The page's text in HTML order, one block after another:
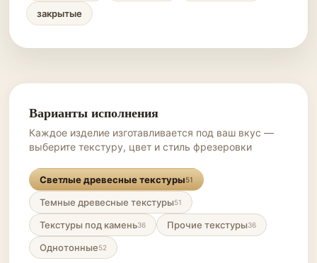
закрытые
Варианты исполнения
Каждое изделие изготавливается под ваш вкус —
выберите текстуру, цвет и стиль фрезеровки
Светлые древесные текстуры51
Темные древесные текстуры51
Текстуры под камень36 Прочие текстуры36
Однотонные52